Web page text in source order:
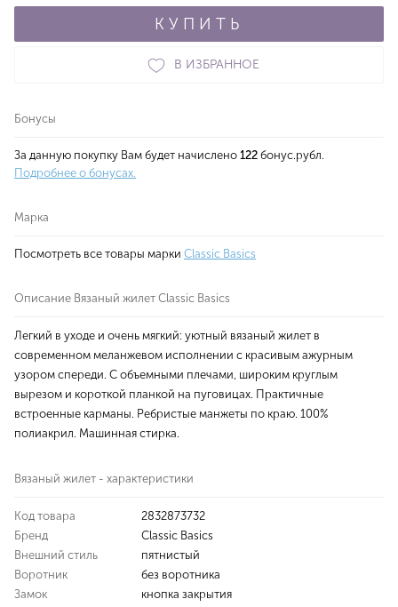
КУПИТЬ
В ИЗБРАННОЕ
Бонусы
За данную покупку Вам будет начислено 122 бонус.рубл.
Подробнее о бонусах.
Марка
Посмотреть все товары марки Classic Basics
Описание Вязаный жилет Classic Basics
Легкий в уходе и очень мягкий: уютный вязаный жилет в
современном меланжевом исполнении с красивым ажурным
узором спереди. С объемными плечами, широким круглым
вырезом и короткой планкой на пуговицах. Практичные
встроенные карманы. Ребристые манжеты по краю. 100%
полиакрил. Машинная стирка.
Вязаный жилет - характеристики
Код товара
2832873732
Бренд
Classic Basics
Внешний стиль
пятнистый
Воротник
без воротника
Замок
кнопка закрытия